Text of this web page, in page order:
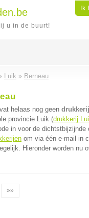
u in de buurt!
Luik » Berneau
helaas nog geen
provincie Luik (drukkerij
in voor de dichtstbijzijnde
om via één e-mail in
Hieronder worden nu
»»